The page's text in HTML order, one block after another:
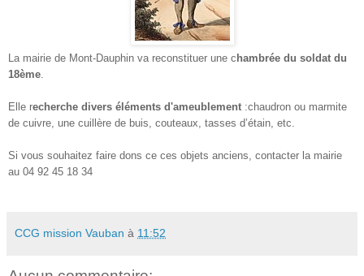
La mairie de Mont-Dauphin va reconstituer une c hambrée du soldat du
18ème
Elle recherche divers éléments d'ameublement :chaudron ou marmite
de cuivre, une cuillère de buis, couteaux, tasses d’étain, etc.
Si vous souhaitez faire dons ce ces objets anciens, contacter la mairie
au 04 92 45 18 34
CCG mission Vauban à 11:52